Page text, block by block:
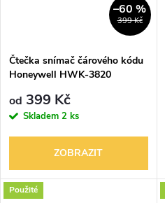
399 Kč
–60 %
Čtečka snímač čárového kódu
Honeywell HWK-3820
od 399 Kč
Skladem 2 ks
ZOBRAZIT
Použité